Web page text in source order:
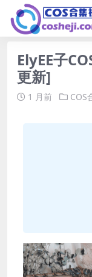
ElyEE子
更新]
1 月前 COS